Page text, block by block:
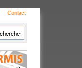
Contact